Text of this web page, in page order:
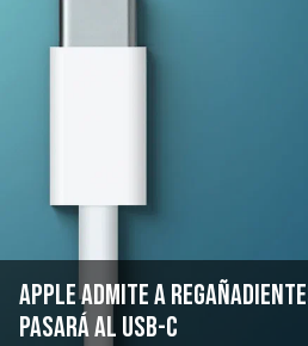
Apple admite a
pasará al USB-C